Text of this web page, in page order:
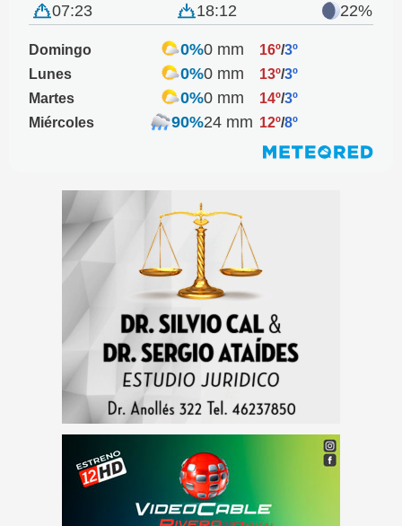
07:23 18:12 22%
Domingo 0%0 mm 16º/3º
Lunes
0%0 mm 13º/3º
Martes
0%0 mm 14º/3º
Miércoles
90%24 mm 12º/8º